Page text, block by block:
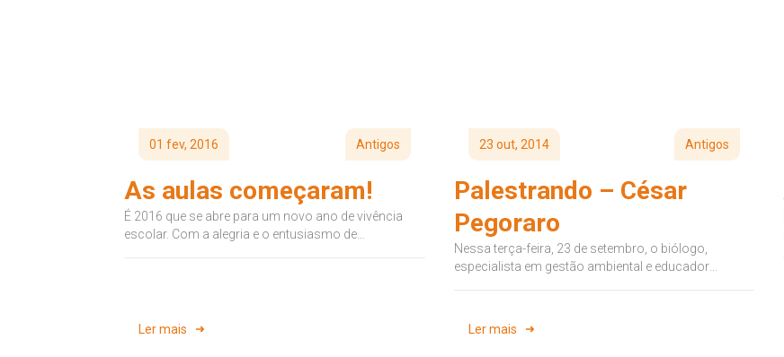
01 fev, 2016 Antigos
As aulas começaram!
É 2016 que se abre para um novo ano de vivência
escolar. Com a alegria e o entusiasmo de
Ler mais
23 out, 2014 Antigos
Palestrando – César
Pegoraro
Nessa terça-feira, 23 de setembro, o biólogo,
especialista em gestão ambiental e educador
Ler mais